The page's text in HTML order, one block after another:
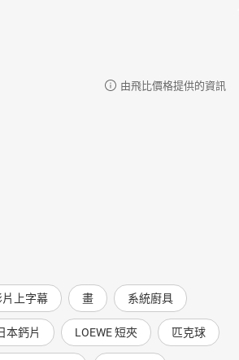
由飛比價格提供的資訊
片上字幕 畫 系統廚具
本鈣片 LOEWE 短夾 匹克球